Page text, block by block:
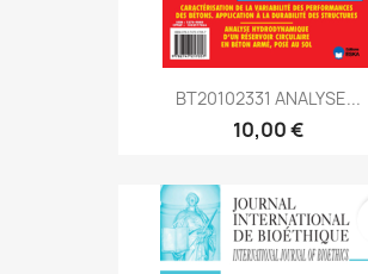
BT20102331 ANALYSE...
10,00 €